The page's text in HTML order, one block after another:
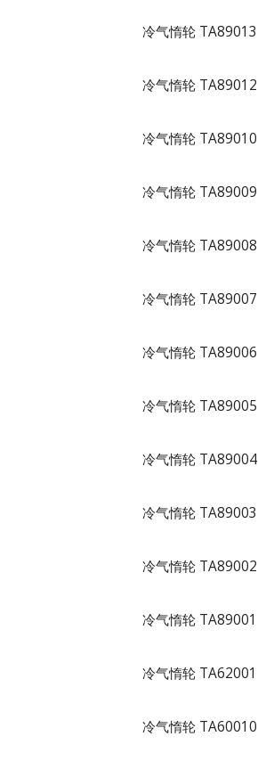
冷气惰轮 TA89013
冷气惰轮 TA89012
冷气惰轮 TA89010
冷气惰轮 TA89009
冷气惰轮 TA89008
冷气惰轮 TA89007
冷气惰轮 TA89006
冷气惰轮 TA89005
冷气惰轮 TA89004
冷气惰轮 TA89003
冷气惰轮 TA89002
冷气惰轮 TA89001
冷气惰轮 TA62001
冷气惰轮 TA60010